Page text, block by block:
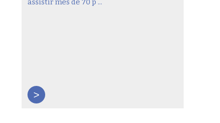
assistir més de 70 p ...
>